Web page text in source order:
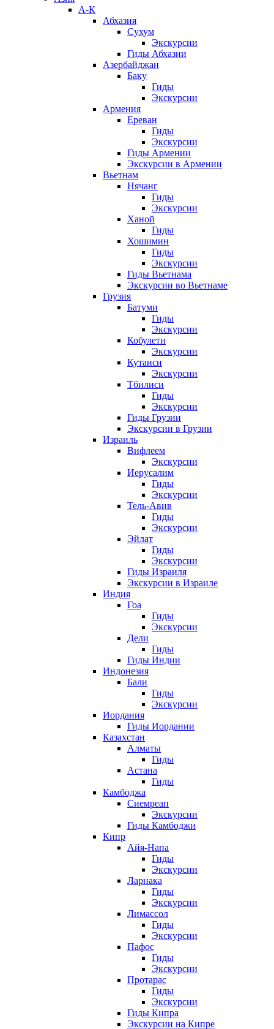
А-К
Абхазия
Сухум
Экскурсии
Гиды Абхазии
Азербайджан
Баку
Гиды
Экскурсии
Армения
Ереван
Гиды
Экскурсии
Гиды Армении
Экскурсии в Армении
Вьетнам
Нячанг
Гиды
Экскурсии
Ханой
Гиды
Хошимин
Гиды
Экскурсии
Гиды Вьетнама
Экскурсии во Вьетнаме
Грузия
Батуми
Гиды
Экскурсии
Кобулети
Экскурсии
Кутаиси
Экскурсии
Тбилиси
Гиды
Экскурсии
Гиды Грузии
Экскурсии в Грузии
Израиль
Вифлеем
Экскурсии
Иерусалим
Гиды
Экскурсии
Тель-Авив
Гиды
Экскурсии
Эйлат
Гиды
Экскурсии
Гиды Израиля
Экскурсии в Израиле
Индия
Гоа
Гиды
Экскурсии
Дели
Гиды
Гиды Индии
Индонезия
Бали
Гиды
Экскурсии
Иордания
Гиды Иордании
Казахстан
Алматы
Гиды
Астана
Гиды
Камбоджа
Сиемреап
Экскурсии
Гиды Камбоджи
Кипр
Айя-Напа
Гиды
Экскурсии
Ларнака
Гиды
Экскурсии
Лимассол
Гиды
Экскурсии
Пафос
Гиды
Экскурсии
Протарас
Гиды
Экскурсии
Гиды Кипра
Экскурсии на Кипре